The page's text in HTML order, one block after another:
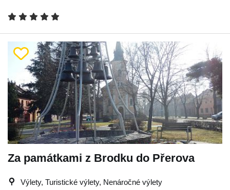
Za památkami z Brodku do Přerova
Výlety, Turistické výlety, Nenáročné výlety